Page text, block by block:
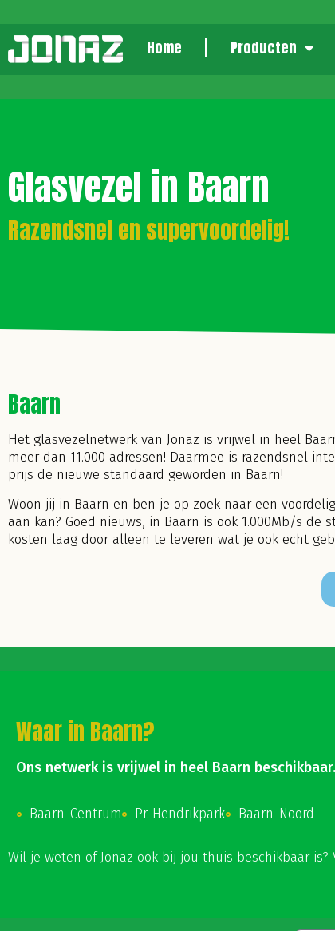
Home Producten
Glasvezel in Baarn
Razendsnel en supervoordelig!
Baarn
Het glasvezelnetwerk van Jonaz is vrijwel in heel
meer dan 11.000 adressen! Daarmee is razendsnel
prijs de nieuwe standaard geworden in Baarn!
Woon jij in Baarn en ben je op zoek naar een
aan kan? Goed nieuws, in Baarn is ook 1.000Mb/s de
kosten laag door alleen te leveren wat je ook echt
Waar in Baarn?
Ons netwerk is vrijwel in heel Baarn
Baarn-Centrum Pr. Hendrikpark Baarn-Noord
Wil je weten of Jonaz ook bij jou thuis beschikbaar is?